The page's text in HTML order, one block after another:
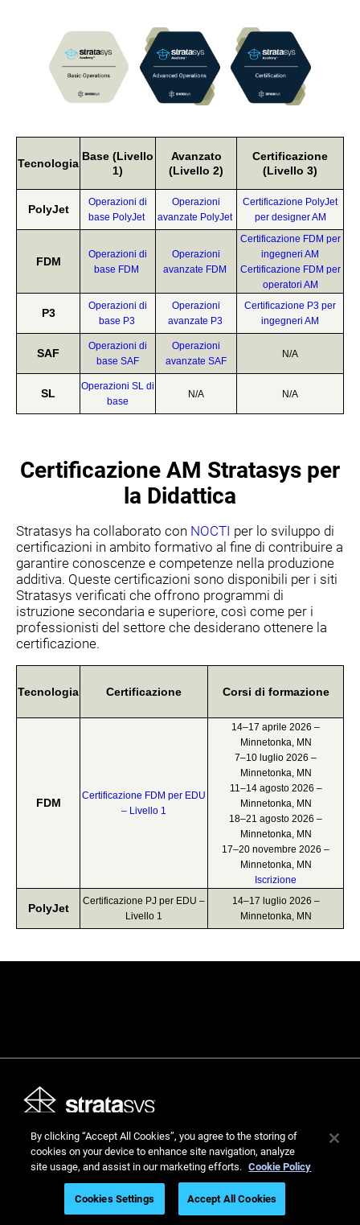
Tecnologia
Base (Livello
1)
Avanzato
(Livello 2)
Certificazione
(Livello 3)
PolyJet
Operazioni di
base PolyJet
Operazioni
avanzate PolyJet
Certificazione PolyJet
per designer AM
FDM
Operazioni di
base FDM
Operazioni
avanzate FDM
Certificazione FDM per
ingegneri AM
Certificazione FDM per
operatori AM
P3
Operazioni di
base P3
Operazioni
avanzate P3
Certificazione P3 per
ingegneri AM
SAF
Operazioni di
base SAF
Operazioni
avanzate SAF
N/A
SL
Operazioni SL di
base
N/A N/A
Certificazione AM Stratasys per
la Didattica
Stratasys ha collaborato con NOCTI per lo sviluppo di
certificazioni in ambito formativo al fine di contribuire a
garantire conoscenze e competenze nella produzione
additiva. Queste certificazioni sono disponibili per i siti
Stratasys verificati che offrono programmi di
istruzione secondaria e superiore, così come per i
professionisti del settore che desiderano ottenere la
certificazione.
Tecnologia Certificazione Corsi di formazione
FDM
Certificazione FDM per EDU
– Livello 1
14–17 aprile 2026 –
Minnetonka, MN
7–10 luglio 2026 –
Minnetonka, MN
11–14 agosto 2026 –
Minnetonka, MN
18–21 agosto 2026 –
Minnetonka, MN
17–20 novembre 2026 –
Minnetonka, MN
Iscrizione
PolyJet
Certificazione PJ per EDU –
Livello 1
14–17 luglio 2026 –
Minnetonka, MN
Stratasys Ltd. © 2026. Tutti i diritti riservati.
Area legale
Informativa sulla privacy
Informativa sulla privacy
By clicking “Accept All Cookies”, you agree to the storing of
cookies on your device to enhance site navigation, analyze
site usage, and assist in our marketing efforts. Cookie Policy
Cookies Settings Accept All Cookies